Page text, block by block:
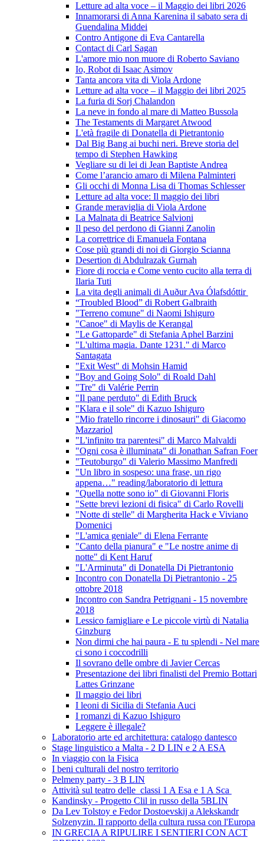
Letture ad alta voce – il Maggio dei libri 2026
Innamorarsi di Anna Karenina il sabato sera di
Guendalina Middei
Contro Antigone di Eva Cantarella
Contact di Carl Sagan
L'amore mio non muore di Roberto Saviano
Io, Robot di Isaac Asimov
Tanta ancora vita di Viola Ardone
Letture ad alta voce – il Maggio dei libri 2025
La furia di Sorj Chalandon
La neve in fondo al mare di Matteo Bussola
The Testaments di Margaret Atwood
L'età fragile di Donatella di Pietrantonio
Dal Big Bang ai buchi neri. Breve storia del
tempo di Stephen Hawking
Vegliare su di lei di Jean Baptiste Andrea
Come l’arancio amaro di Milena Palminteri
Gli occhi di Monna Lisa di Thomas Schlesser
Letture ad alta voce: Il maggio dei libri
Grande meraviglia di Viola Ardone
La Malnata di Beatrice Salvioni
Il peso del perdono di Gianni Zanolin
La correttrice di Emanuela Fontana
Cose più grandi di noi di Giorgio Scianna
Desertion di Abdulrazak Gurnah
Fiore di roccia e Come vento cucito alla terra di
Ilaria Tuti
La vita degli animali di Auður Ava Ólafsdóttir
“Troubled Blood” di Robert Galbraith
"Terreno comune" di Naomi Ishiguro
"Canoe" di Maylis de Kerangal
"Le Gattoparde" di Stefania Aphel Barzini
"L'ultima magia. Dante 1231." di Marco
Santagata
"Exit West" di Mohsin Hamid
"Boy and Going Solo" di Roald Dahl
"Tre" di Valérie Perrin
"Il pane perduto" di Edith Bruck
"Klara e il sole" di Kazuo Ishiguro
"Mio fratello rincorre i dinosauri" di Giacomo
Mazzariol
"L'infinito tra parentesi" di Marco Malvaldi
"Ogni cosa è illuminata" di Jonathan Safran Foer
"Teutoburgo" di Valerio Massimo Manfredi
"Un libro in sospeso: una frase, un rigo
appena…" reading/laboratorio di lettura
"Quella notte sono io" di Giovanni Floris
"Sette brevi lezioni di fisica" di Carlo Rovelli
"Notte di stelle" di Margherita Hack e Viviano
Domenici
"L'amica geniale" di Elena Ferrante
"Canto della pianura" e "Le nostre anime di
notte" di Kent Haruf
"L'Arminuta" di Donatella Di Pietrantonio
Incontro con Donatella Di Pietrantonio - 25
ottobre 2018
Incontro con Sandra Petrignani - 15 novembre
2018
Lessico famigliare e Le piccole virtù di Natalia
Ginzburg
Non dirmi che hai paura - E tu splendi - Nel mare
ci sono i coccodrilli
Il sovrano delle ombre di Javier Cercas
Presentazione dei libri finalisti del Premio Bottari
Lattes Grinzane
Il maggio dei libri
I leoni di Sicilia di Stefania Auci
I romanzi di Kazuo Ishiguro
Leggere è illegale?
Laboratorio arte ed architettura: catalogo dantesco
Stage linguistico a Malta - 2 D LIN e 2 A ESA
In viaggio con la Fisica
I beni culturali del nostro territorio
Pelmeny party - 3 B LIN
Attività sul teatro delle classi 1 A Esa e 1 A Sca
Kandinsky - Progetto Clil in russo della 5BLIN
Da Lev Tolstoy e Fedor Dostoevskij a Alekskandr
Solzenyzin. Il rapporto della cultura russa con l'Europa
IN GRECIA A RIPULIRE I SENTIERI CON ACT